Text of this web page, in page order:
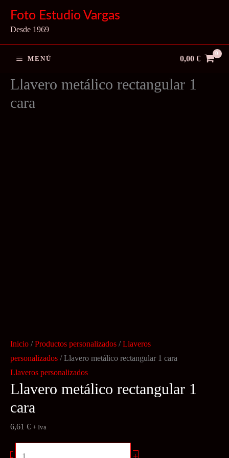
contenido
Foto Estudio Vargas
Desde 1969
MENÚ 0,00 €
Llavero metálico rectangular 1
cara
Inicio /Productos personalizados /Llaveros
personalizados / Llavero metálico rectangular 1 cara
Llaveros personalizados
Llavero metálico rectangular 1
cara
6,61 € + Iva
- +